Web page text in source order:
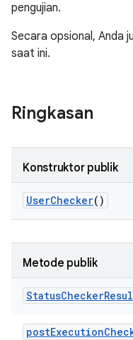
pengujian.
Secara opsional, Anda
saat ini.
Ringkasan
Konstruktor publik
UserChecker()
Metode publik
StatusChecker
postExecution